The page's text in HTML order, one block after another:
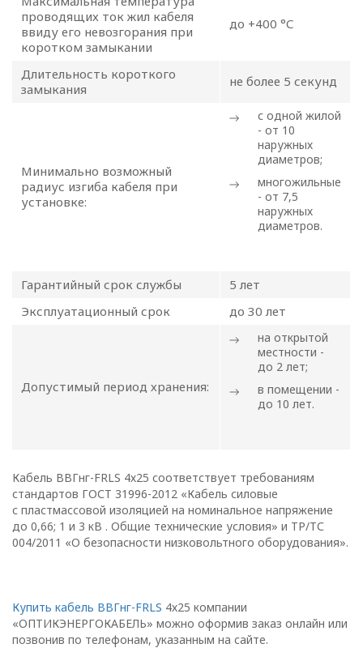
проводящих ток жил кабеля
ввиду его невозгорания при
коротком замыкании
до +400 °С
Длительность короткого
замыкания
не более 5 секунд
Минимально возможный
радиус изгиба кабеля при
установке:
с одной жилой
- от 10
наружных
диаметров;
многожильные
- от 7,5
наружных
диаметров.
Гарантийный срок службы
5 лет
Эксплуатационный срок
до 30 лет
Допустимый период хранения:
на открытой
местности -
до 2 лет;
в помещении -
до 10 лет.
Кабель ВВГнг-FRLS 4х25 соответствует требованиям
стандартов ГОСТ 31996-2012 «Кабель силовые
с пластмассовой изоляцией на номинальное напряжение
до 0,66; 1 и 3 кВ . Общие технические условия» и ТР/ТС
004/2011 «О безопасности низковольтного оборудования».
Купить кабель ВВГнг-FRLS 4х25 компании
«ОПТИКЭНЕРГОКАБЕЛЬ» можно оформив заказ онлайн или
позвонив по телефонам, указанным на сайте.
Общество с ограниченной
ответственностью
«ОПТИКЭНЕРГОКАБЕЛЬ»
«ОПТИКЭНЕРГОКАБЕЛЬ»
В.А. Прокопчук _________​
г. Минск
Общие
положения
1.1. Настоящая политика в
отношении обработки
(далее – Политика)
определяет
цели, принципы, способы,
условия обработки
персональных данных,
которые обрабатываются
в